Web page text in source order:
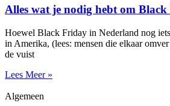
Alles wat je nodig hebt om
Hoewel Black Friday in Nederland nog
in Amerika, (lees: mensen die elkaar
de vuist
Lees Meer »
Algemeen